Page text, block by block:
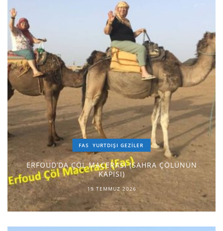
FAS YURTDIŞI GEZILER
ERFOUD’DA ÇÖL MACERASI (SAHRA ÇÖLÜNÜN
KAPISI)
19 TEMMUZ 2026